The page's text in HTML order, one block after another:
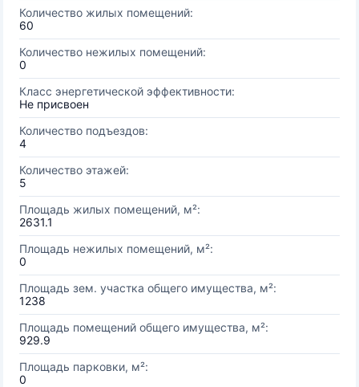
Количество жилых помещений:
60
Количество нежилых помещений:
0
Класс энергетической эффективности:
Не присвоен
Количество подъездов:
4
Количество этажей:
5
Площадь жилых помещений, м²:
2631.1
Площадь нежилых помещений, м²:
0
Площадь зем. участка общего имущества, м²:
1238
Площадь помещений общего имущества, м²:
929.9
Площадь парковки, м²:
0